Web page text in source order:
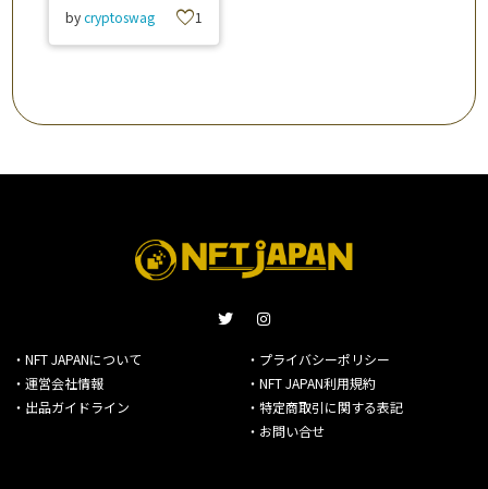
bycryptoswag favorite1
・NFT JAPANについて
・運営会社情報
・出品ガイドライン
・プライバシーポリシー
・NFT JAPAN利用規約
・特定商取引に関する表記
・お問い合せ